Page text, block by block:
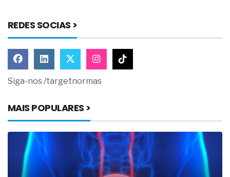
REDES SOCIAS >
Siga-nos /targetnormas
MAIS POPULARES >